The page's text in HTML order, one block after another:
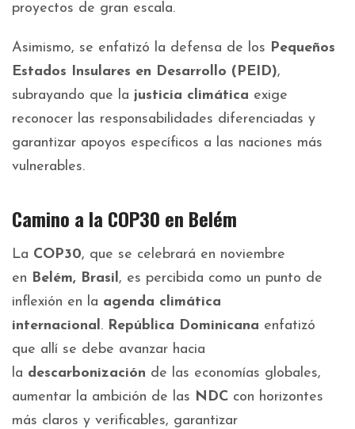
proyectos de gran escala.
Asimismo, se enfatizó la defensa de los Pequeños
Estados Insulares en Desarrollo (PEID),
subrayando que la justicia climática exige
reconocer las responsabilidades diferenciadas y
garantizar apoyos específicos a las naciones más
vulnerables.
Camino a la COP30 en Belém
La COP30, que se celebrará en noviembre
en Belém, Brasil, es percibida como un punto de
inflexión en la agenda climática
internacional. República Dominicana enfatizó
que allí se debe avanzar hacia
la descarbonización de las economías globales,
aumentar la ambición de las NDC con horizontes
más claros y verificables, garantizar